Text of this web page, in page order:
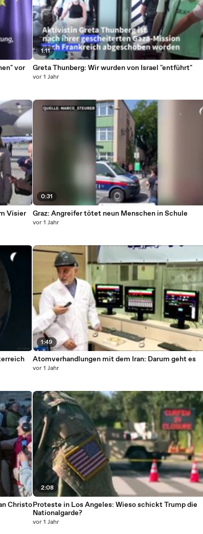
vor
Visier
Christo
1:11
Greta Thunberg: Wir wurden von Israel "entführt"
vor 1 Jahr
0:31
Graz: Angreifer tötet neun Menschen in Schule
vor 1 Jahr
1:49
Atomverhandlungen mit dem Iran: Darum geht es
vor 1 Jahr
2:08
Proteste in Los Angeles: Wieso schickt Trump die
Nationalgarde?
vor 1 Jahr